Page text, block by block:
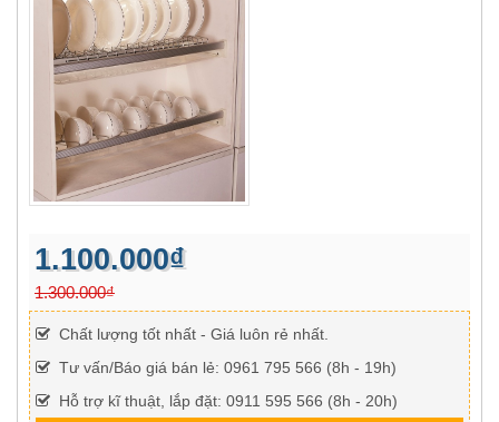
1.100.000₫
1.300.000₫
Chất lượng tốt nhất - Giá luôn rẻ nhất.
Tư vấn/Báo giá bán lẻ: 0961 795 566 (8h - 19h)
Hỗ trợ kĩ thuật, lắp đặt: 0911 595 566 (8h - 20h)